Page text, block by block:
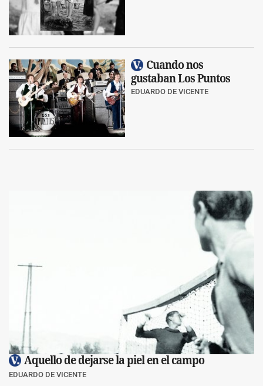
Cuando nos
gustaban Los Puntos
EDUARDO DE VICENTE
Aquello de dejarse la piel en el campo
EDUARDO DE VICENTE